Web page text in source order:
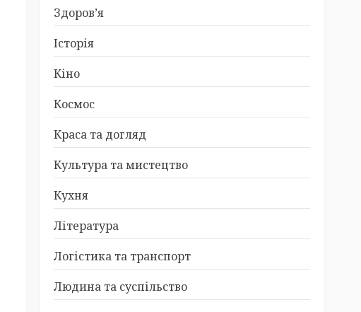
Здоров’я
Історія
Кіно
Космос
Краса та догляд
Культура та мистецтво
Кухня
Література
Логістика та транспорт
Людина та суспільство